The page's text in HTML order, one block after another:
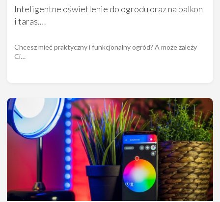
Inteligentne oświetlenie do ogrodu oraz na balkon
i taras.…
Chcesz mieć praktyczny i funkcjonalny ogród? A może zależy
Ci…